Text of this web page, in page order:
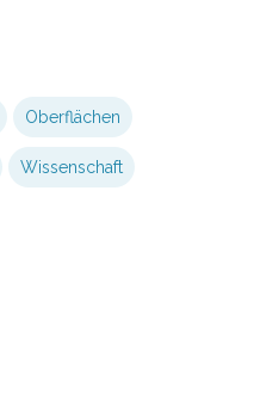
Oberflächen
Wissenschaft